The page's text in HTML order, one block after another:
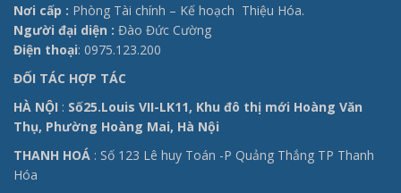
Nơi cấp : Phòng Tài chính – Kế hoạch Thiệu Hóa.
Người đại diện : Đào Đức Cường
Điện thoại: 0975.123.200
ĐỐI TÁC HỢP TÁC
HÀ NỘI : Số25.Louis VII-LK11, Khu đô thị mới Hoàng Văn
Thụ, Phường Hoàng Mai, Hà Nội
THANH HOÁ : Số 123 Lê huy Toán -P Quảng Thắng TP Thanh
Hóa